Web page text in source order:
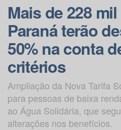
Mais de 228
Paraná terão
50% na conta
critérios
Ampliação da Nova Tarifa
para pessoas de baixa
ao Água Solidária, que
alterações nos benefícios.